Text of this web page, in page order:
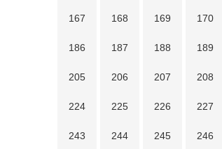
167 168 169 170
186 187 188 189
205 206 207 208
224 225 226 227
243 244 245 246